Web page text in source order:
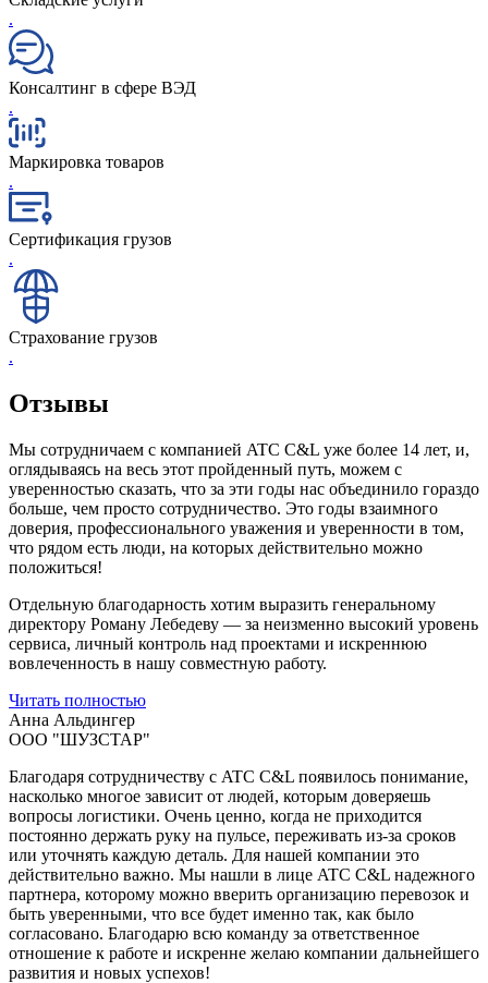
.
Консалтинг в сфере ВЭД
.
Маркировка товаров
.
Сертификация грузов
.
Страхование грузов
.
Отзывы
Мы сотрудничаем с компанией ATC C&L уже более 14 лет, и,
оглядываясь на весь этот пройденный путь, можем с
уверенностью сказать, что за эти годы нас объединило гораздо
больше, чем просто сотрудничество. Это годы взаимного
доверия, профессионального уважения и уверенности в том,
что рядом есть люди, на которых действительно можно
положиться!
Отдельную благодарность хотим выразить генеральному
директору Роману Лебедеву — за неизменно высокий уровень
сервиса, личный контроль над проектами и искреннюю
вовлеченность в нашу совместную работу.
Читать полностью
Анна Альдингер
ООО "ШУЗСТАР"
Благодаря сотрудничеству с ATC C&L появилось понимание,
насколько многое зависит от людей, которым доверяешь
вопросы логистики. Очень ценно, когда не приходится
постоянно держать руку на пульсе, переживать из-за сроков
или уточнять каждую деталь. Для нашей компании это
действительно важно. Мы нашли в лице ATC C&L надежного
партнера, которому можно вверить организацию перевозок и
быть уверенными, что все будет именно так, как было
согласовано. Благодарю всю команду за ответственное
отношение к работе и искренне желаю компании дальнейшего
развития и новых успехов!